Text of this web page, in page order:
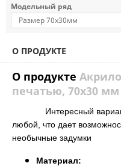
Модельный ряд
О ПРОДУКТЕ
О продукте
печатью, 70х30 мм
Интересный вариант бейджа, печать может быть
любой, что дает
необычные задумки
Материал: